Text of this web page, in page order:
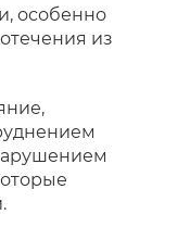
особенно
из